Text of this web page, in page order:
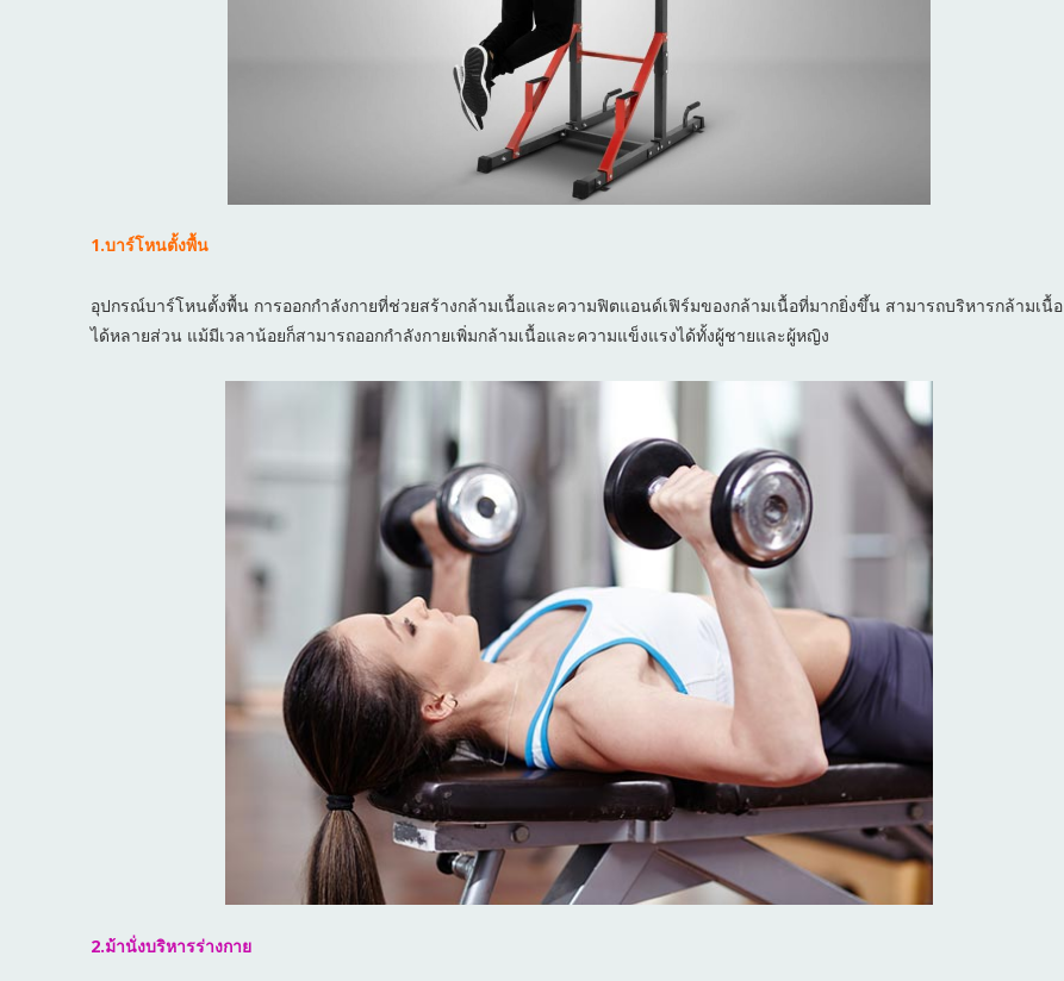
1.บาร์โหนตั้งพื้น
อุปกรณ์บาร์โหนตั้งพื้น การออกกำลังกายที่ช่วยสร้างกล้ามเนื้อและความฟิตแอนด์เฟิร์มของกล้ามเนื้อที่มากยิ่งขึ้น สามารถบริหารกล้ามเนื้อ
ได้หลายส่วน แม้มีเวลาน้อยก็สามารถออกกำลังกายเพิ่มกล้ามเนื้อและความแข็งแรงได้ทั้งผู้ชายและผู้หญิง
2.ม้านั่งบริหารร่างกาย